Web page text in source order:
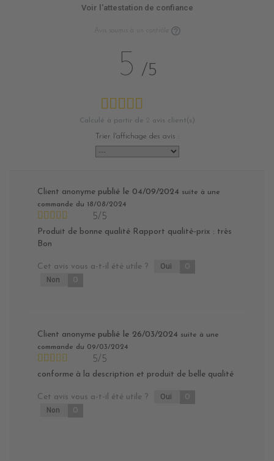
Voir l'attestation de confiance
Avis soumis à un contrôle
5 /5
Calculé à partir de 2 avis client(s)
Trier l'affichage des avis :
Client anonyme publié le 04/09/2024 suite à une
commande du 18/08/2024
5/5
Produit de bonne qualité Rapport qualité-prix : très
Bon
Cet avis vous a-t-il été utile ? Oui 0
Non 0
Client anonyme publié le 26/03/2024 suite à une
commande du 09/03/2024
5/5
conforme à la description et produit de belle qualité
Cet avis vous a-t-il été utile ? Oui 0
Non 0